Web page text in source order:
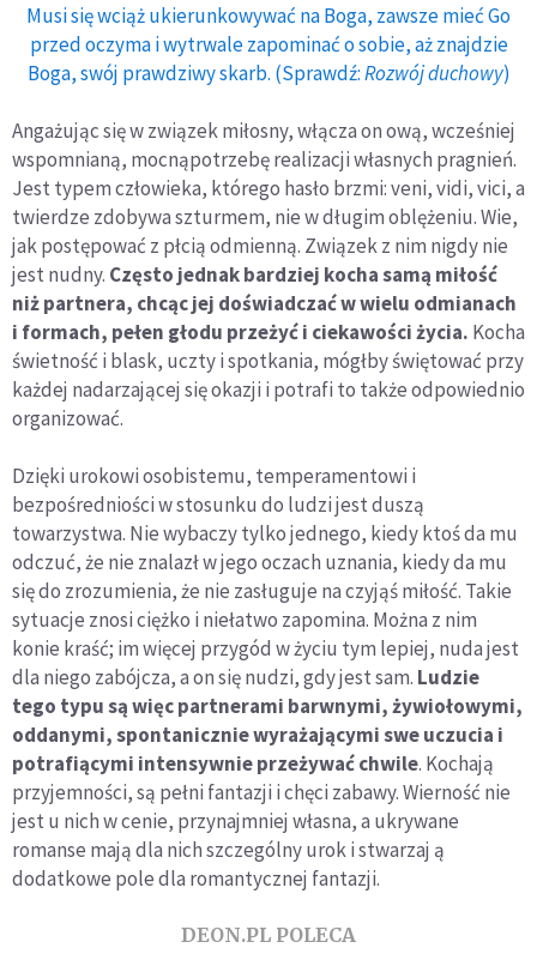
Musi się wciąż ukierunkowywać na Boga, zawsze mieć Go
przed oczyma i wytrwale zapominać o sobie, aż znajdzie
Boga, swój prawdziwy skarb. (Sprawdź:Rozwój duchowy)
Angażując się w związek miłosny, włącza on ową, wcześniej
wspomnianą, mocnąpotrzebę realizacji własnych pragnień.
Jest typem człowieka, którego hasło brzmi: veni, vidi, vici, a
twierdze zdobywa szturmem, nie w długim oblężeniu. Wie,
jak postępować z płcią odmienną. Związek z nim nigdy nie
jest nudny. Często jednak bardziej kocha samą miłość
niż partnera, chcąc jej doświadczać w wielu odmianach
i formach, pełen głodu przeżyć i ciekawości życia. Kocha
świetność i blask, uczty i spotkania, mógłby świętować przy
każdej nadarzającej się okazji i potrafi to także odpowiednio
organizować.
Dzięki urokowi osobistemu, temperamentowi i
bezpośredniości w stosunku do ludzi jest duszą
towarzystwa. Nie wybaczy tylko jednego, kiedy ktoś da mu
odczuć, że nie znalazł w jego oczach uznania, kiedy da mu
się do zrozumienia, że nie zasługuje na czyjąś miłość. Takie
sytuacje znosi ciężko i niełatwo zapomina. Można z nim
konie kraść; im więcej przygód w życiu tym lepiej, nuda jest
dla niego zabójcza, a on się nudzi, gdy jest sam. Ludzie
tego typu są więc partnerami barwnymi, żywiołowymi,
oddanymi, spontanicznie wyrażającymi swe uczucia i
potrafiącymi intensywnie przeżywać chwile. Kochają
przyjemności, są pełni fantazji i chęci zabawy. Wierność nie
jest u nich w cenie, przynajmniej własna, a ukrywane
romanse mają dla nich szczególny urok i stwarzaj ą
dodatkowe pole dla romantycznej fantazji.
DEON.PL POLECA